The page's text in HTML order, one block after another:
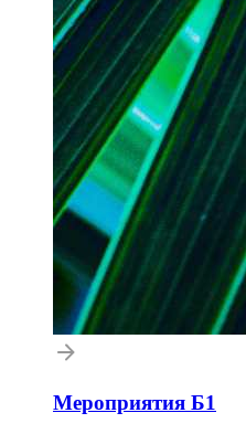
Мероприятия Б1